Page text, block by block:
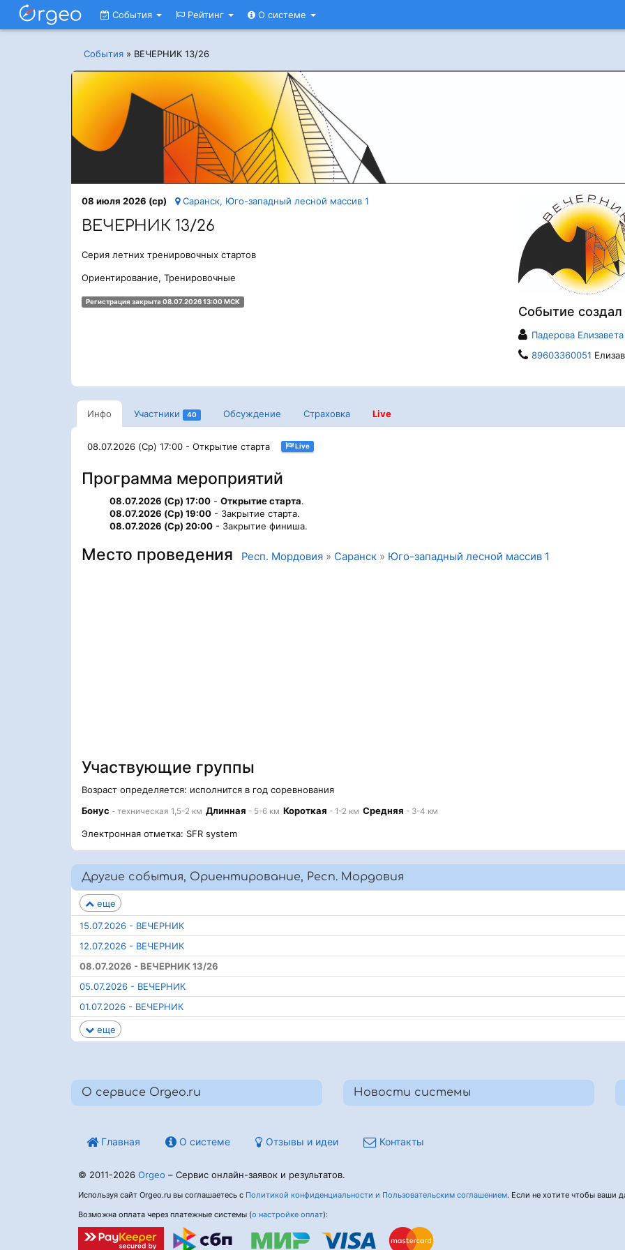
События Рейтинг О системе
События » ВЕЧЕРНИК 13/26
Событие создал
Падерова Елизавета
89603360051
08 июля 2026 (ср) Саранск, Юго-западный лесной массив 1
ВЕЧЕРНИК 13/26
Серия летних тренировочных стартов
Ориентирование, Тренировочные
Регистрация закрыта 08.07.2026 13:00 МСК
Инфо Участники 40 Обсуждение Страховка Live
08.07.2026 (Ср) 17:00 - Открытие старта Live
Программа мероприятий
08.07.2026 (Ср) 17:00 - Открытие старта.
08.07.2026 (Ср) 19:00 - Закрытие старта.
08.07.2026 (Ср) 20:00 - Закрытие финиша.
Место проведения Респ. Мордовия » Саранск » Юго-западный лесной массив 1
Участвующие группы
Возраст определяется: исполнится в год соревнования
Бонус - техническая 1,5-2 км Длинная - 5-6 км Короткая - 1-2 км Средняя - 3-4 км
Электронная отметка: SFR system
Другие события, Ориентирование, Респ. Мордовия
еще
15.07.2026 - ВЕЧЕРНИК
12.07.2026 - ВЕЧЕРНИК
08.07.2026 - ВЕЧЕРНИК 13/26
05.07.2026 - ВЕЧЕРНИК
01.07.2026 - ВЕЧЕРНИК
еще
О сервисе Orgeo.ru Новости системы
Главная О системе Отзывы и идеи Контакты
© 2011-2026 Orgeo – Сервис онлайн-заявок и результатов.
Используя сайт Orgeo.ru вы соглашаетесь с Политикой конфиденциальности и Пользовательским соглашением. Если не хотите чтобы ваши
Возможна оплата через платежные системы (о настройке оплат):